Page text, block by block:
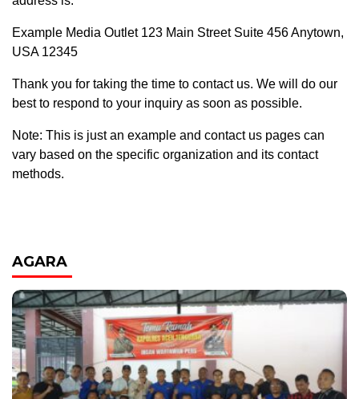
Example Media Outlet 123 Main Street Suite 456 Anytown,
USA 12345
Thank you for taking the time to contact us. We will do our
best to respond to your inquiry as soon as possible.
Note: This is just an example and contact us pages can
vary based on the specific organization and its contact
methods.
AGARA